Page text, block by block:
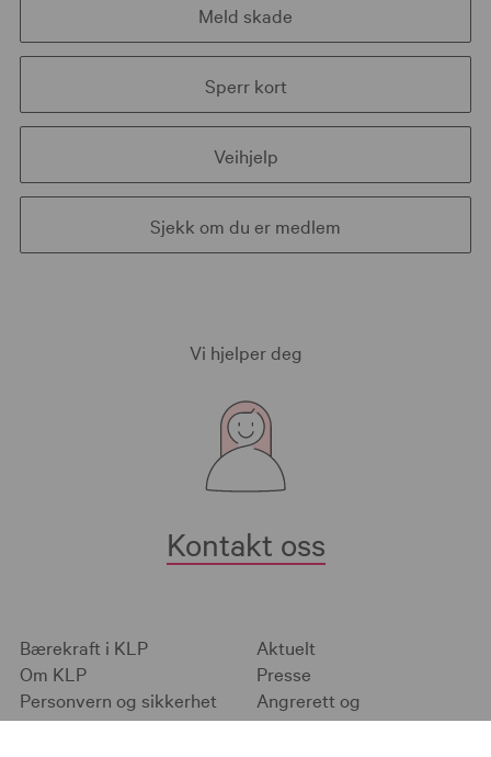
Meld skade
Sperr kort
Veihjelp
Sjekk om du er medlem
Vi hjelper deg
Kontakt oss
Bærekraft i KLP
Om KLP
Personvern og sikkerhet
Informasjonskapsler
Aktuelt
Presse
Angrerett og
klageadgang